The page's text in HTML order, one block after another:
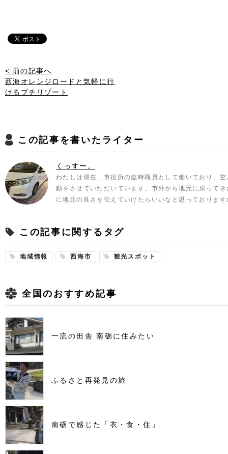
< 前の記事へ
西海オレンジロードと気軽に行
けるプチリゾート
この記事を書いたライター
くっすー。
わたしは現在、市役所の臨時職員として働いており、
動をさせていただいています。市外から地元に戻って
に地元の良さを伝えていけたらいいなと思っておりま
この記事に関するタグ
地域情報 西海市 観光スポット
全国のおすすめ記事
一流の田舎 南砺に住みたい
ふるさと再発見の旅
南砺で感じた「衣・食・住」